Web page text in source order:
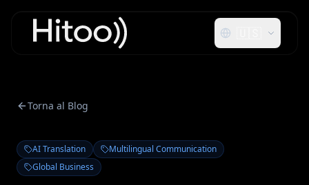
Torna al Blog
AI Translation
Multilingual Communication
Global Business